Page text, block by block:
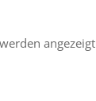
angezeigt